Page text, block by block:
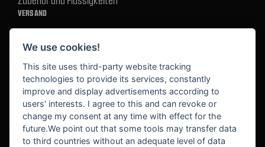
VERSAND
BEKANNT AUS
We use cookies!
This site uses third-party website tracking
technologies to provide its services, constantly
improve and display advertisements according to
users' interests. I agree to this and can revoke or
change my consent at any time with effect for the
future.We point out that some tools may transfer data
to third countries without an adequate level of data